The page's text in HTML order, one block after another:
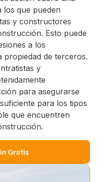
los que pueden
y constructores
Esto puede
a los
propiedad de terceros.
y
para asegurarse
para los tipos
que encuentren
Gratis